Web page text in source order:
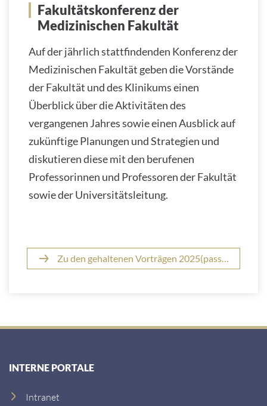
Fakultätskonferenz der
Medizinischen Fakultät
Auf der jährlich stattfindenden Konferenz der
Medizinischen Fakultät geben die Vorstände
der Fakultät und des Klinikums einen
Überblick über die Aktivitäten des
vergangenen Jahres sowie einen Ausblick auf
zukünftige Planungen und Strategien und
diskutieren diese mit den berufenen
Professorinnen und Professoren der Fakultät
sowie der Universitätsleitung.
Zu den gehaltenen Vorträgen 2025(passwortgeschützt)
INTERNE PORTALE
Intranet